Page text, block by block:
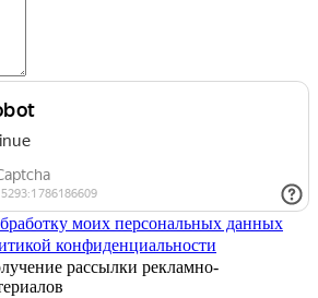
моих персональных данных
конфиденциальности
рассылки рекламно-